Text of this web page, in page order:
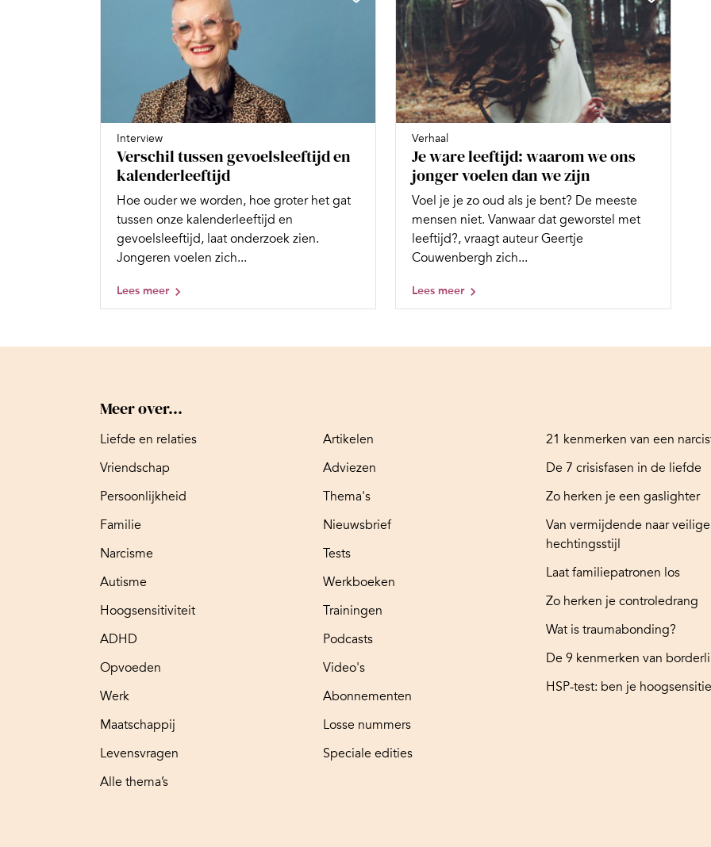
Interview
Verschil tussen gevoelsleeftijd en
kalenderleeftijd
Hoe ouder we worden, hoe groter het gat
tussen onze kalenderleeftijd en
gevoelsleeftijd, laat onderzoek zien.
Jongeren voelen zich...
Lees meer
Verhaal
Je ware leeftijd: waarom we ons
jonger voelen dan we zijn
Voel je je zo oud als je bent? De meeste
mensen niet. Vanwaar dat geworstel met
leeftijd?, vraagt auteur Geertje
Couwenbergh zich...
Lees meer
Meer over...
Liefde en relaties
Vriendschap
Persoonlijkheid
Familie
Narcisme
Autisme
Hoogsensitiviteit
ADHD
Opvoeden
Werk
Maatschappij
Levensvragen
Alle thema’s
Artikelen
Adviezen
Thema's
Nieuwsbrief
Tests
Werkboeken
Trainingen
Podcasts
Video's
Abonnementen
Losse nummers
Speciale edities
21 kenmerken van een
De 7 crisisfasen in de liefde
Zo herken je een gaslighter
Van vermijdende naar veilige
hechtingsstijl
Laat familiepatronen los
Zo herken je controledrang
Wat is traumabonding?
De 9 kenmerken van
HSP-test: ben je